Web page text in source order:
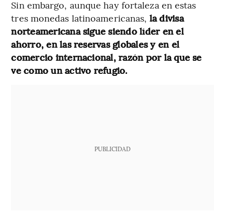
Sin embargo, aunque hay fortaleza en estas
tres monedas latinoamericanas, la divisa
norteamericana sigue siendo líder en el
ahorro, en las reservas globales y en el
comercio internacional, razón por la que se
ve como un activo refugio.
PUBLICIDAD